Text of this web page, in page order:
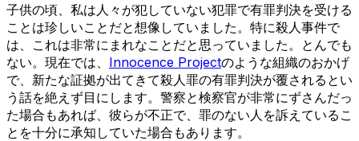
子供の頃、私は人々が犯していない犯罪で有罪判決を受ける
ことは珍しいことだと想像していました。特に殺人事件で
は、これは非常にまれなことだと思っていました。とんでも
ない。現在では、 Innocence Projectのような組織のおかげ
で、新たな証拠が出てきて殺人罪の有罪判決が覆されるとい
う話を絶えず目にします。警察と検察官が非常にずさんだっ
た場合もあれば、彼らが不正で、罪のない人を訴えているこ
とを十分に承知していた場合もあります。